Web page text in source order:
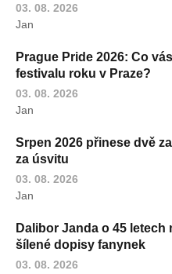
03. 08. 2026
Jan
Prague Pride 2026: Co
festivalu roku v Praze?
03. 08. 2026
Jan
Srpen 2026 přinese dvě
za úsvitu
03. 08. 2026
Jan
Dalibor Janda o 45 letech
šílené dopisy fanynek
03. 08. 2026